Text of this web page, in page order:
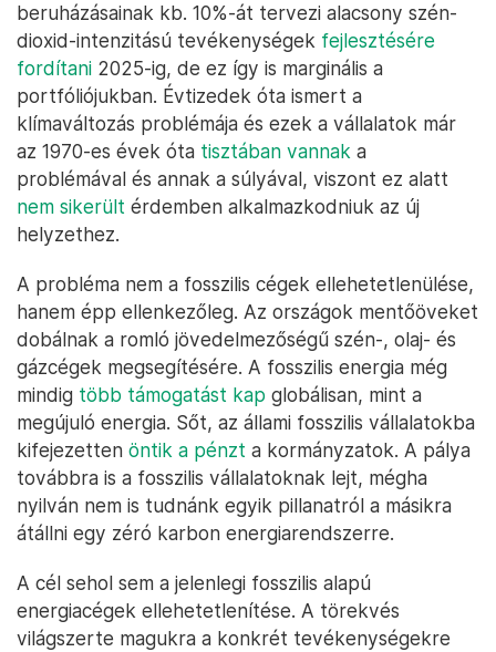
beruházásainak kb. 10%-át tervezi alacsony szén-
dioxid-intenzitású tevékenységek fejlesztésére
fordítani 2025-ig, de ez így is marginális a
portfóliójukban. Évtizedek óta ismert a
klímaváltozás problémája és ezek a vállalatok már
az 1970-es évek óta tisztában vannak a
problémával és annak a súlyával, viszont ez alatt
nem sikerült érdemben alkalmazkodniuk az új
helyzethez.
A probléma nem a fosszilis cégek ellehetetlenülése,
hanem épp ellenkezőleg. Az országok mentőöveket
dobálnak a romló jövedelmezőségű szén-, olaj- és
gázcégek megsegítésére. A fosszilis energia még
mindig több támogatást kap globálisan, mint a
megújuló energia. Sőt, az állami fosszilis vállalatokba
kifejezetten öntik a pénzt a kormányzatok. A pálya
továbbra is a fosszilis vállalatoknak lejt, mégha
nyilván nem is tudnánk egyik pillanatról a másikra
átállni egy zéró karbon energiarendszerre.
A cél sehol sem a jelenlegi fosszilis alapú
energiacégek ellehetetlenítése. A törekvés
világszerte magukra a konkrét tevékenységekre